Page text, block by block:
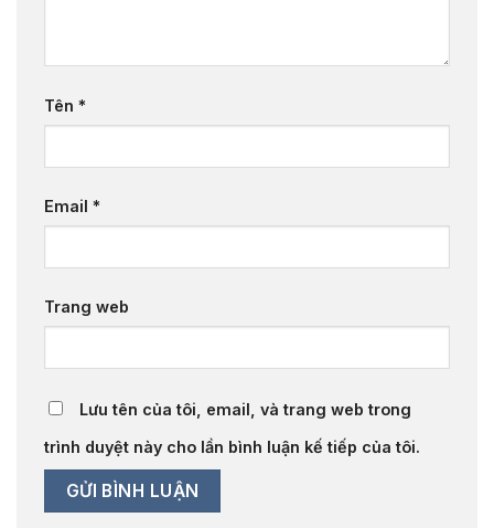
Tên *
Email *
Trang web
Lưu tên của tôi, email, và trang web trong
trình duyệt này cho lần bình luận kế tiếp của tôi.